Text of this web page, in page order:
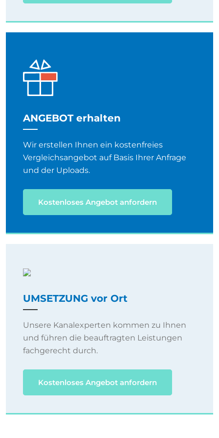
ANGEBOT erhalten
Wir erstellen Ihnen ein kostenfreies
Vergleichsangebot auf Basis Ihrer Anfrage
und der Uploads.
Kostenloses Angebot anfordern
UMSETZUNG vor Ort
Unsere Kanalexperten kommen zu Ihnen
und führen die beauftragten Leistungen
fachgerecht durch.
Kostenloses Angebot anfordern